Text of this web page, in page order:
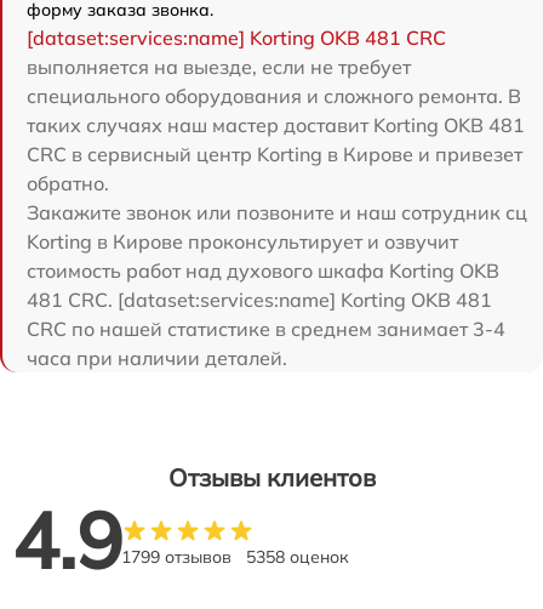
форму заказа звонка.
[dataset:services:name] Korting OKB 481 CRC
выполняется на выезде, если не требует
специального оборудования и сложного ремонта. В
таких случаях наш мастер доставит Korting OKB 481
CRC в сервисный центр Korting в Кирове и привезет
обратно.
Закажите звонок или позвоните и наш сотрудник сц
Korting в Кирове проконсультирует и озвучит
стоимость работ над духового шкафа Korting OKB
481 CRC. [dataset:services:name] Korting OKB 481
CRC по нашей статистике в среднем занимает 3-4
часа при наличии деталей.
Отзывы клиентов
4.91799 отзывов 5358 оценок